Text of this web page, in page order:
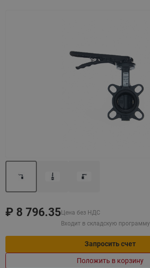
₽ 8 796.35 Цена без НДС
Входит в складскую программу
Запросить счет
Положить в корзину